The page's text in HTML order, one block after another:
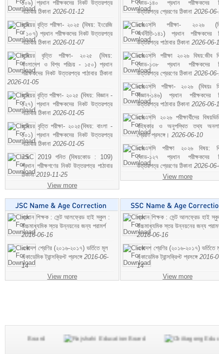
১০৯) প্রধান পরীক্ষকদের নিকট উত্তরপত্র
পাঠাবার ঠিকানা 2026-01-12
জুনিয়র বৃত্তি পরীক্ষা- ২০২৫ (বিষয়: ইংরেজি
- ১০৭) প্রধান পরীক্ষকদের নিকট উত্তরপত্র
পাঠাবার ঠিকানা 2026-01-07
জুনিয়র বৃত্তি পরীক্ষা- ২০২৫ (বিষয়:
বাংলাদেশ ও বিশ্ব পরিচয় - ১৫০) প্রধান
পরীক্ষকদের নিকট উত্তরপত্র পাঠাবার ঠিকানা
2026-01-05
জুনিয়র বৃত্তি পরীক্ষা- ২০২৫ (বিষয়: বিজ্ঞান -
১২৭) প্রধান পরীক্ষকদের নিকট উত্তরপত্র
পাঠাবার ঠিকানা 2026-01-05
জুনিয়র বৃত্তি পরীক্ষা- ২০২৫(বিষয়: বাংলা -
১০১) প্রধান পরীক্ষকদের নিকট উত্তরপত্র
পাঠাবার ঠিকানা 2026-01-05
JSC 2019 গনিত (বিষয়কোড : 109)
প্রধান পরীক্ষগণের নিকট উত্তরপত্র পাঠাবার
ঠিকানা2019-11-25
View more
কোড-১৪০ প্রধান পরীক্ষকদের
উত্তরপত্র প্রেরণের ঠিকানা 2026-
এসএসসি পরীক্ষা- ২০২৬
অর্থনীতি-১৪১) প্রধান পরীক্ষকদের
উত্তরপত্র পাঠাবার ঠিকানা 2026-06-
এসএসসি পরীক্ষা ২০২৬ বিষয়:জীব
কোড-১৩৮ প্রধান পরীক্ষকদের
উত্তরপত্র প্রেরণের ঠিকানা 2026-
এসএসসি পরীক্ষা- ২০২৬ (বিষয়ঃ
বিজ্ঞান-১৪৬) প্রধান পরীক্ষকদের
উত্তরপত্র পাঠাবার ঠিকানা 2026-06-
এসএসসি ২০২৬ পরীক্ষার্থীদের
বহিষ্কার ও অনুপস্থিত তথ্য
প্রেরণ প্রসঙ্গে। 2026-06-10
এসএসসি পরীক্ষা ২০২৬ বিষয়:
কোড-১২৭ প্রধান পরীক্ষকদের
উত্তরপত্র প্রেরণের ঠিকানা 2026-
View more
প্রধান শিক্ষক : সেন্ট আলফ্রেড হাই স্কুল :
উচ্চমাধ্যমিক স্তর উন্নয়নের জন্য পরামর্শ
2016-06-16
একাদশ শ্রেণির (২০১৬-২০১৭) ভর্তিতে মূল
একাডেমিক ট্রান্সক্রিপ্ট প্রসঙ্গে 2016-06-
14
View more
প্রধান শিক্ষক : সেন্ট আলফ্রেড হাই
উচ্চমাধ্যমিক স্তর উন্নয়নের জন্য
2016-06-16
একাদশ শ্রেণির (২০১৬-২০১৭) ভর্তিতে
একাডেমিক ট্রান্সক্রিপ্ট প্রসঙ্গে 2016-
14
View more